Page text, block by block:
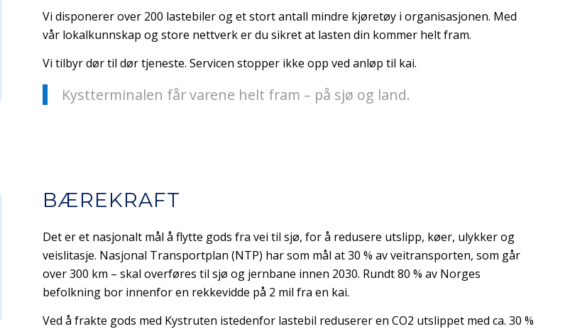
Vi disponerer over 200 lastebiler og et stort antall mindre kjøretøy i organisasjonen. Med
vår lokalkunnskap og store nettverk er du sikret at lasten din kommer helt fram.
Vi tilbyr dør til dør tjeneste. Servicen stopper ikke opp ved anløp til kai.
Kystterminalen får varene helt fram – på sjø og land.
BÆREKRAFT
Det er et nasjonalt mål å flytte gods fra vei til sjø, for å redusere utslipp, køer, ulykker og
veislitasje. Nasjonal Transportplan (NTP) har som mål at 30 % av veitransporten, som går
over 300 km – skal overføres til sjø og jernbane innen 2030. Rundt 80 % av Norges
befolkning bor innenfor en rekkevidde på 2 mil fra en kai.
Ved å frakte gods med Kystruten istedenfor lastebil reduserer en CO2 utslippet med ca. 30 %